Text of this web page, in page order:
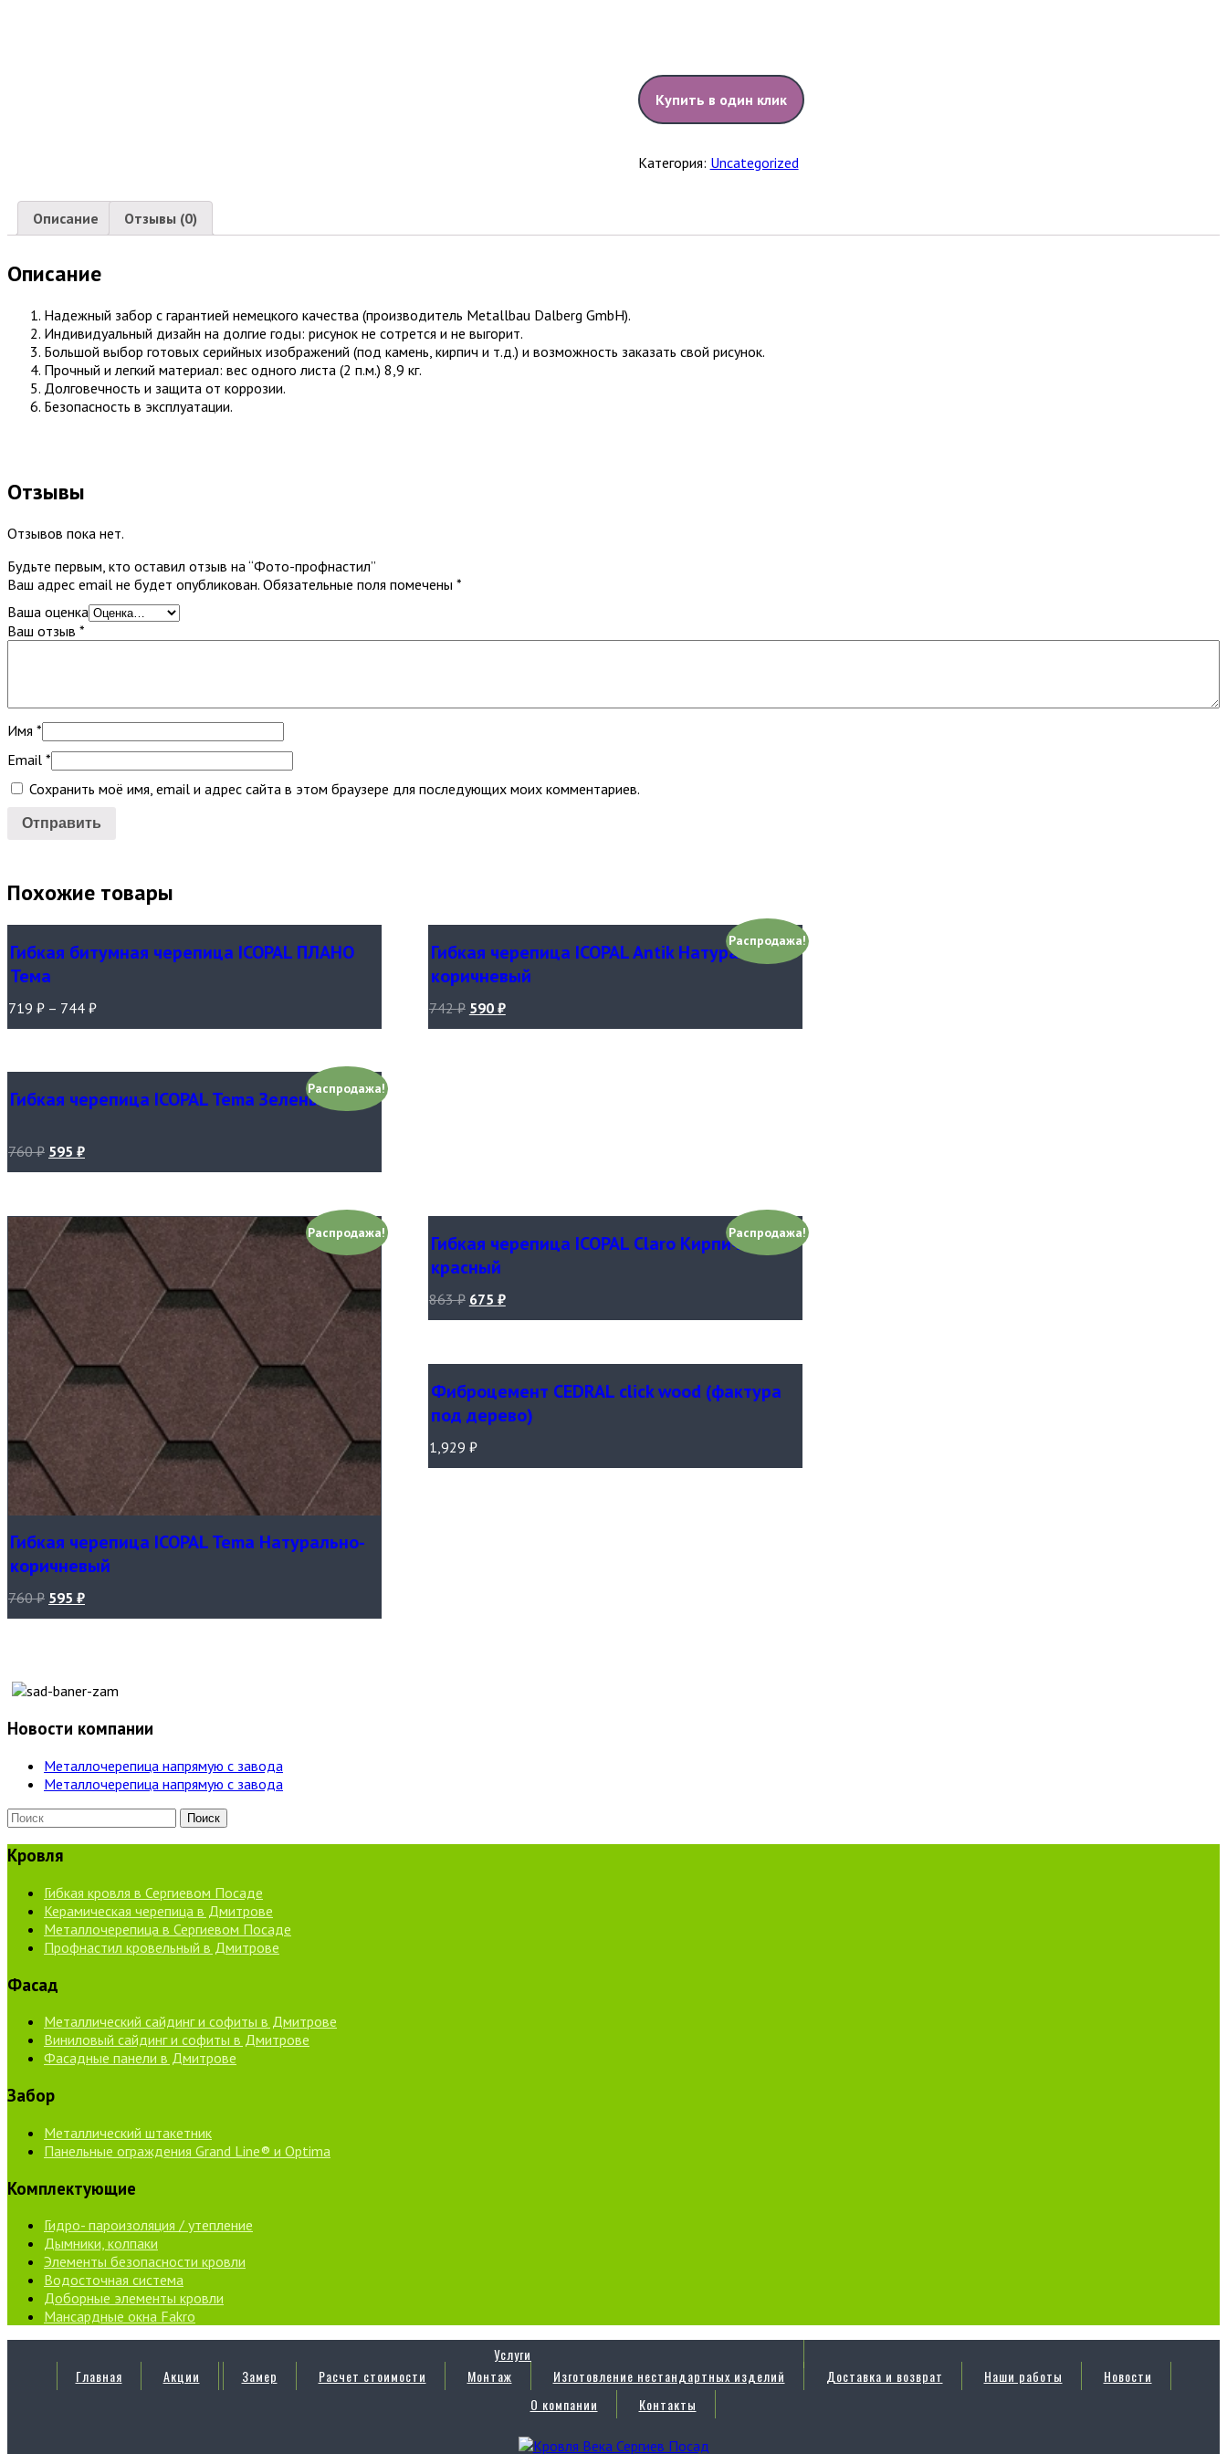
Купить в один клик
Категория: Uncategorized
Описание Отзывы (0)
Описание
Надежный забор с гарантией немецкого качества (производитель Metallbau Dalberg GmbH).
Индивидуальный дизайн на долгие годы: рисунок не сотрется и не выгорит.
Большой выбор готовых серийных изображений (под камень, кирпич и т.д.) и возможность заказать свой рисунок.
Прочный и легкий материал: вес одного листа (2 п.м.) 8,9 кг.
Долговечность и защита от коррозии.
Безопасность в эксплуатации.
Отзывы
Отзывов пока нет.
Будьте первым, кто оставил отзыв на “Фото-профнастил”
Ваш адрес email не будет опубликован. Обязательные поля помечены *
Ваша оценка
Ваш отзыв *
Имя *
Email *
Сохранить моё имя, email и адрес сайта в этом браузере для последующих моих комментариев.
Похожие товары
Гибкая битумная черепица ICOPAL ПЛАНО
Тема
719 ₽ – 744 ₽
Распродажа!
Гибкая черепица ICOPAL Antik Натурально-
коричневый
742₽ 590 ₽
Распродажа!
Гибкая черепица ICOPAL Tema Зеленый лес
760₽ 595 ₽
Распродажа!
Гибкая черепица ICOPAL Tema Натурально-
коричневый
760₽ 595 ₽
Распродажа!
Гибкая черепица ICOPAL Claro Кирпично-
красный
863₽ 675 ₽
Фиброцемент CEDRAL click wood (фактура
под дерево)
1,929 ₽
Новости компании
Металлочерепица напрямую с завода
Металлочерепица напрямую с завода
Кровля
Гибкая кровля в Сергиевом Посаде
Керамическая черепица в Дмитрове
Металлочерепица в Сергиевом Посаде
Профнастил кровельный в Дмитрове
Фасад
Металлический сайдинг и софиты в Дмитрове
Виниловый сайдинг и софиты в Дмитрове
Фасадные панели в Дмитрове
Забор
Металлический штакетник
Панельные ограждения Grand Line® и Optima
Комплектующие
Гидро- пароизоляция / утепление
Дымники, колпаки
Элементы безопасности кровли
Водосточная система
Доборные элементы кровли
Мансардные окна Fakro
Главная Акции
Услуги
Замер
Расчет стоимости Монтаж Изготовление нестандартных изделий Доставка и возврат Наши работы
Новости
О компании
Контакты